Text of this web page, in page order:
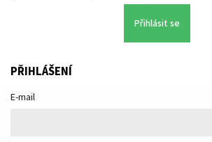
Přihlásit se
PŘIHLÁŠENÍ
E-mail